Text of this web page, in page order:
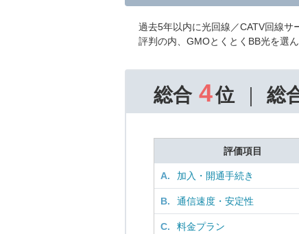
過去5年以内に光回線／CATV回線サ
評判の内、GMOとくとくBB光を選
総合 4位 総
評価項目
A. 加入・開通手続き
B. 通信速度・安定性
C. 料金プラン